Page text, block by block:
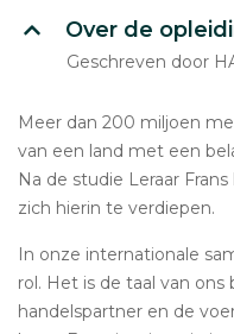
Over de
Geschreven door
Meer dan 200 miljoen
van een land met een
Na de studie Leraar
zich hierin te verdiepen.
In onze internationale
rol. Het is de taal van ons
handelspartner en de